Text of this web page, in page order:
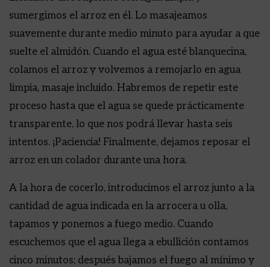
sumergimos el arroz en él. Lo masajeamos
suavemente durante medio minuto para ayudar a que
suelte el almidón. Cuando el agua esté blanquecina,
colamos el arroz y volvemos a remojarlo en agua
limpia, masaje incluido. Habremos de repetir este
proceso hasta que el agua se quede prácticamente
transparente, lo que nos podrá llevar hasta seis
intentos. ¡Paciencia! Finalmente, dejamos reposar el
arroz en un colador durante una hora.
A la hora de cocerlo, introducimos el arroz junto a la
cantidad de agua indicada en la arrocera u olla,
tapamos y ponemos a fuego medio. Cuando
escuchemos que el agua llega a ebullición contamos
cinco minutos; después bajamos el fuego al mínimo y